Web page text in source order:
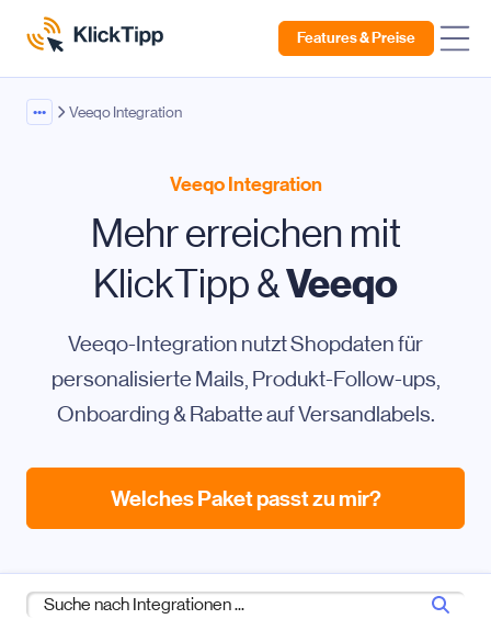
Features & Preise
••• Veeqo Integration
Veeqo Integration
Mehr erreichen mit
KlickTipp &Veeqo
Veeqo-Integration nutzt Shopdaten für
personalisierte Mails, Produkt-Follow-ups,
Onboarding & Rabatte auf Versandlabels.
Welches Paket passt zu mir?